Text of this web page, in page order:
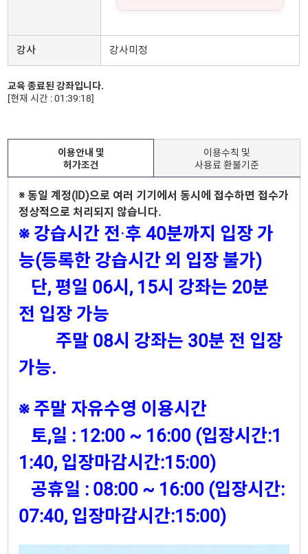
강사 강사미정
교육 종료된 강좌입니다.
[현재 시간 : 01:39:18]
이용안내 및
허가조건
이용수칙 및
사용료 환불기준
※ 동일 계정(ID)으로 여러 기기에서 동시에 접수하면 접수가
정상적으로 처리되지 않습니다.
※ 강습시간 전·후 40분까지 입장 가
능(등록한 강습시간 외 입장 불가)
단, 평일 06시, 15시 강좌는 20분
전 입장 가능
주말 08시 강좌는 30분 전 입장
가능.
※ 주말 자유수영 이용시간
토,일 : 12:00 ~ 16:00 (입장시간:1
1:40, 입장마감시간:15:00)
공휴일 : 08:00 ~ 16:00 (입장시간:
07:40, 입장마감시간:15:00)